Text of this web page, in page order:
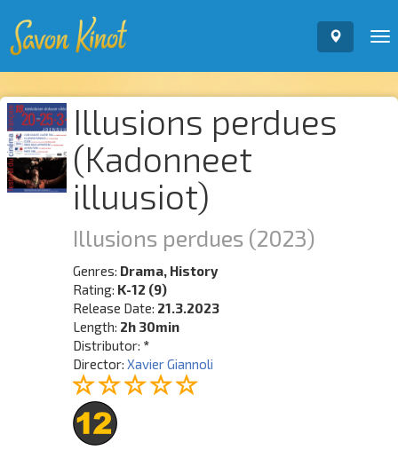
Illusions perdues
(Kadonneet
illuusiot)
Illusions perdues (2023)
Genres: Drama, History
Rating: K-12 (9)
Release Date: 21.3.2023
Length: 2h 30min
Distributor: *
Director:Xavier Giannoli